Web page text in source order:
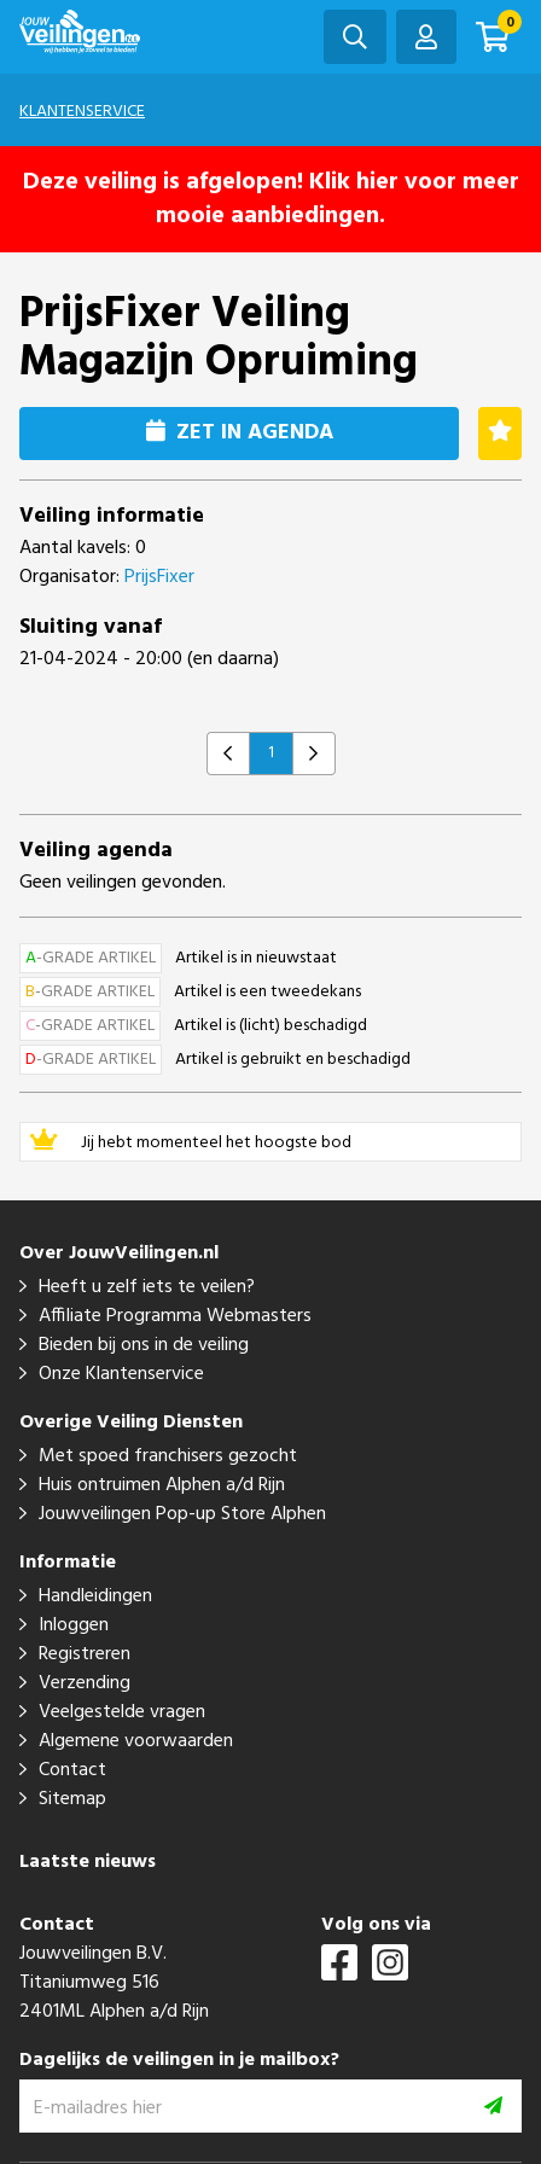
0
KLANTENSERVICE
Deze veiling is afgelopen! Klik hier voor meer
mooie aanbiedingen.
PrijsFixer Veiling
Magazijn Opruiming
ZET IN AGENDA
Veiling informatie
Aantal kavels: 0
Organisator:PrijsFixer
Sluiting vanaf
21-04-2024 - 20:00 (en daarna)
Previous
1 Next
Veiling agenda
Geen veilingen gevonden.
A-GRADE ARTIKEL
Artikel is in nieuwstaat
B-GRADE ARTIKEL
Artikel is een tweedekans
C-GRADE ARTIKEL
Artikel is (licht) beschadigd
D-GRADE ARTIKEL Artikel is gebruikt en beschadigd
Jij hebt momenteel het hoogste bod
Over JouwVeilingen.nl
Heeft u zelf iets te veilen?
Affiliate Programma Webmasters
Bieden bij ons in de veiling
Onze Klantenservice
Overige Veiling Diensten
Met spoed franchisers gezocht
Huis ontruimen Alphen a/d Rijn
Jouwveilingen Pop-up Store Alphen
Informatie
Handleidingen
Inloggen
Registreren
Verzending
Veelgestelde vragen
Algemene voorwaarden
Contact
Sitemap
Laatste nieuws
Contact
Jouwveilingen B.V.
Titaniumweg 516
2401ML Alphen a/d Rijn
Volg ons via
Dagelijks de veilingen in je mailbox?